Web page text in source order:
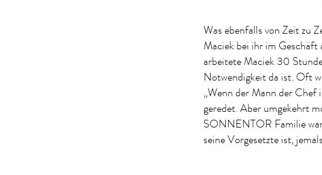
Was ebenfalls von Zeit zu
Maciek bei ihr im Geschäft
arbeitete Maciek 30
Notwendigkeit da ist. Oft
„Wenn der Mann der Chef
geredet. Aber umgekehrt
SONNENTOR Familie
seine Vorgesetzte ist,